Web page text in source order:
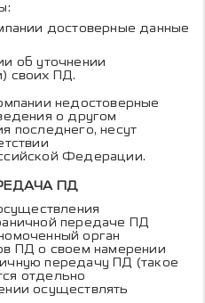
достоверные данные
об уточнении
своих ПД.
недостоверные
о другом
последнего, несут
Федерации.
ПД
передаче ПД
орган
ПД о своем намерении
передачу ПД (такое
отдельно
осуществлять